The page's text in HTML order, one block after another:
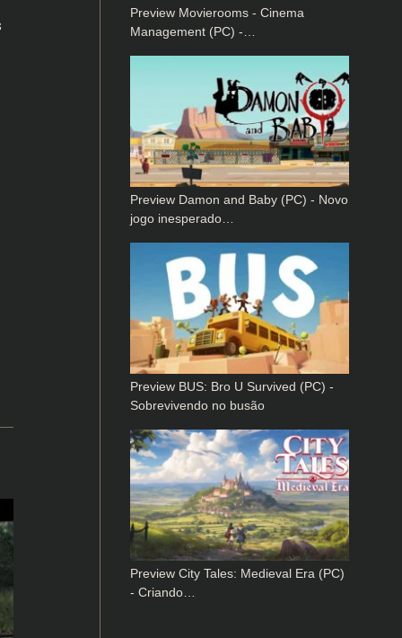
Preview Movierooms - Cinema
Management (PC) -…
Preview Damon and Baby (PC) - Novo
jogo inesperado…
Preview BUS: Bro U Survived (PC) -
Sobrevivendo no busão
Preview City Tales: Medieval Era (PC)
- Criando…